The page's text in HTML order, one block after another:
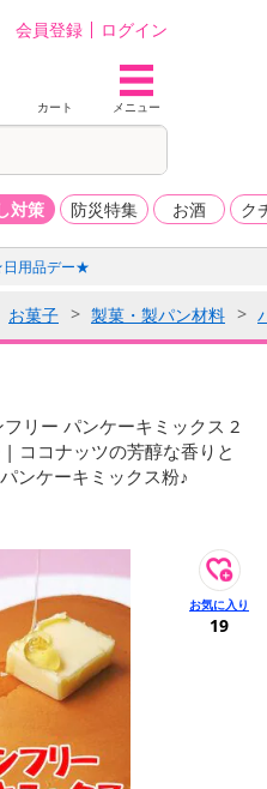
会員登録 ログイン
カート メニュー
対策 防災特集 お酒 ク
日用品デー★
お菓子 製菓・製パン材料
リー パンケーキミックス 2
ココナッツの芳醇な香りと
ンケーキミックス粉♪
19